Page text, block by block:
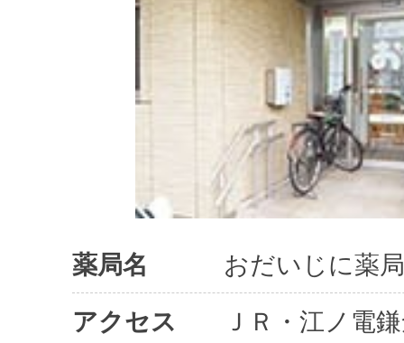
薬局名
おだいじに薬
アクセス
ＪＲ・江ノ電